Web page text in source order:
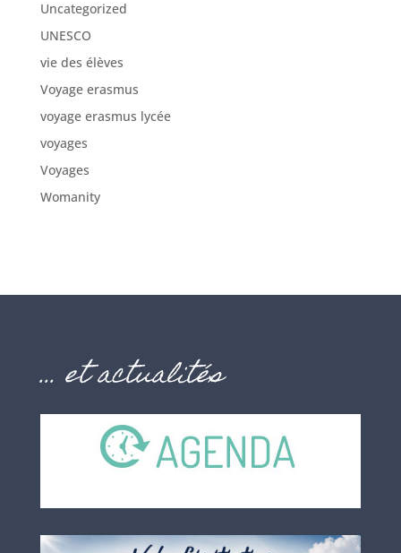
Uncategorized
UNESCO
vie des élèves
Voyage erasmus
voyage erasmus lycée
voyages
Voyages
Womanity
… et actualités